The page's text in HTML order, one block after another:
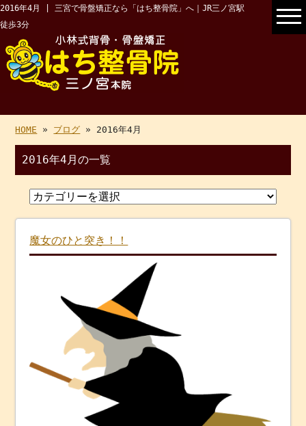
2016年4月 | 三宮で骨盤矯正なら「はち整骨院」へ｜JR三ノ宮駅
徒歩3分
HOME » ブログ » 2016年4月
2016年4月の一覧
魔女のひと突き！！